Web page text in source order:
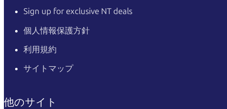
Sign up for exclusive NT deals
個人情報保護方針
利用規約
サイトマップ
他のサイト